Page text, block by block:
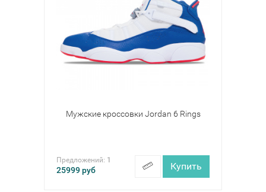
Мужские кроссовки Jordan 6 Rings
Предложений: 1
25999руб Купить